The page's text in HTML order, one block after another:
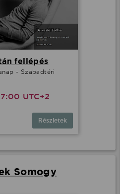
fellépés
- Szabadtéri
UTC+2
Részletek
Somogy